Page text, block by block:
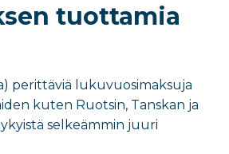
tuottamia
perittäviä lukuvuosimaksuja
kuten Ruotsin, Tanskan ja
selkeämmin juuri